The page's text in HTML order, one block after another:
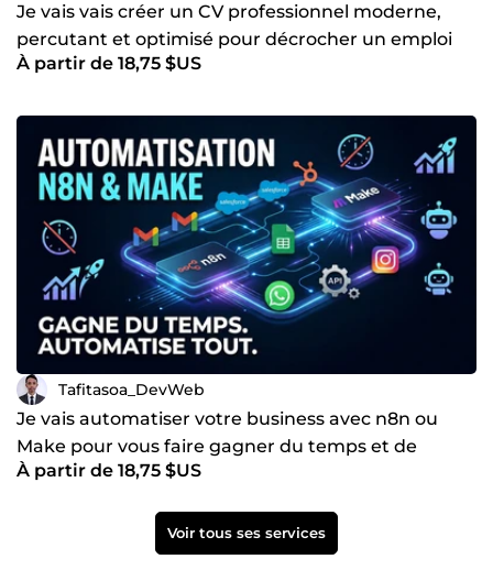
Je vais vais créer un CV professionnel moderne,
percutant et optimisé pour décrocher un emploi
rapidement
À partir de 18,75 $US
Tafitasoa_DevWeb
Je vais automatiser votre business avec n8n ou
Make pour vous faire gagner du temps et de
largent
À partir de 18,75 $US
Voir tous ses services